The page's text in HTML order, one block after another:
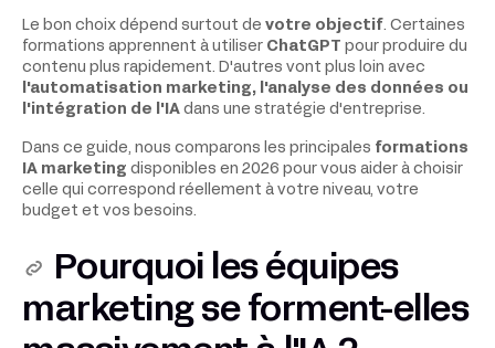
Le bon choix dépend surtout de votre objectif. Certaines
formations apprennent à utiliser ChatGPT pour produire du
contenu plus rapidement. D'autres vont plus loin avec
l'automatisation marketing, l'analyse des données ou
l'intégration de l'IA dans une stratégie d'entreprise.
Dans ce guide, nous comparons les principales formations
IA marketing disponibles en 2026 pour vous aider à choisir
celle qui correspond réellement à votre niveau, votre
budget et vos besoins.
Pourquoi les équipes
marketing se forment-elles